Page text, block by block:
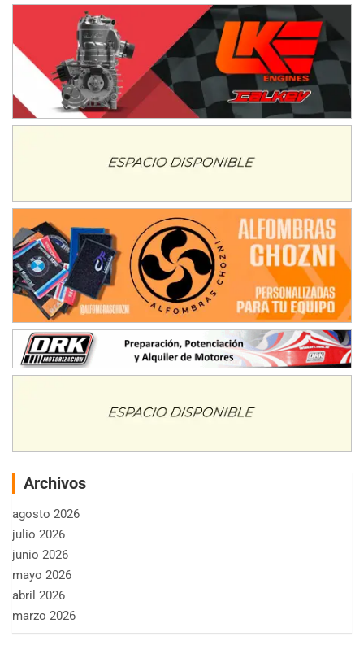
Archivos
agosto 2026
julio 2026
junio 2026
mayo 2026
abril 2026
marzo 2026